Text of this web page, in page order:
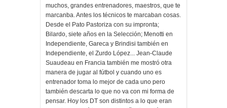
muchos, grandes entrenadores, maestros, que te
marcanba. Antes los técnicos te marcaban cosas.
Desde el Pato Pastoriza con su impronta;
Bilardo, siete años en la Selección; Menotti en
Independiente, Gareca y Brindisi también en
Independiente, el Zurdo López... Jean-Claude
Suaudeau en Francia también me mostró otra
manera de jugar al fútbol y cuando uno es
entrenador toma lo mejor de cada uno pero
también descarta lo que no va con mi forma de
pensar. Hoy los DT son distintos a lo que eran